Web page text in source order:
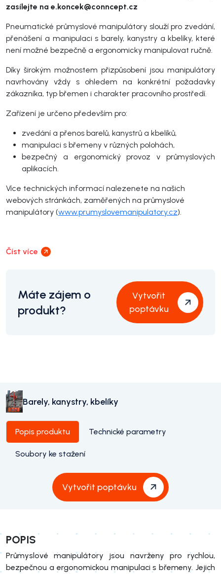
zasílejte na e.koncek@conncept.cz
Pneumatické průmyslové manipulátory slouží pro zvedání,
přenášení a manipulaci s barely, kanystry a kbelíky, které
není možné bezpečně a ergonomicky manipulovat ručně.
Díky širokým možnostem přizpůsobení jsou manipulátory
navrhovány vždy s ohledem na konkrétní požadavky
zákazníka, typ břemen i charakter pracovního prostředí.
Zařízení je určeno především pro:
zvedání a přenos barelů, kanystrů a kbelíků,
manipulaci s břemeny v různých polohách,
bezpečný a ergonomický provoz v průmyslových
aplikacích.
Více technických informací nalezenete na našich
webových stránkách, zaměřených na průmyslové
manipulátory (www.prumyslovemanipulatory.cz).
Číst více
Máte zájem o
produkt?
Vytvořit
poptávku
Barely, kanystry, kbelíky
Popis produktu Technické parametry
Soubory ke stažení
Vytvořit poptávku
POPIS
Průmyslové manipulátory jsou navrženy pro rychlou,
bezpečnou a ergonomickou manipulaci s břemeny. Jejich